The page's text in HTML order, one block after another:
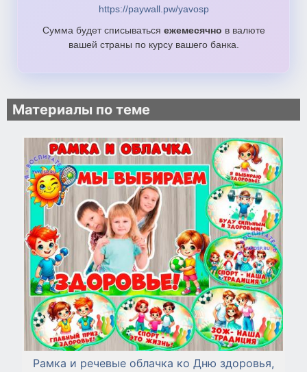
https://paywall.pw/yavosp
Сумма будет списываться ежемесячно в валюте
вашей страны по курсу вашего банка.
Материалы по теме
Рамка и речевые облачка ко Дню здоровья,